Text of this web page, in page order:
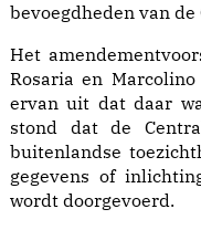
bevoegdheden van de
Het
Rosaria en Marcolino
ervan uit dat daar
stond dat de
buitenlandse
gegevens of
wordt doorgevoerd.